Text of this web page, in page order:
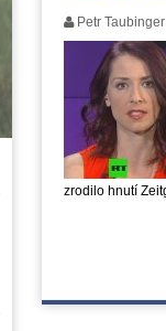
Petr Taubinger
zrodilo hnutí